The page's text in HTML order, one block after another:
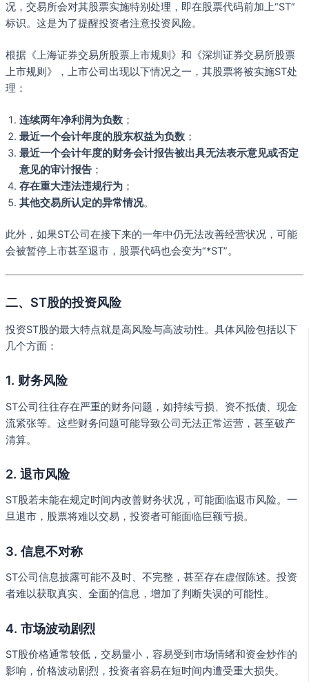
况，交易所会对其股票实施特别处理，即在股票代码前加上“ST”
标识。这是为了提醒投资者注意投资风险。
根据《上海证券交易所股票上市规则》和《深圳证券交易所股票
上市规则》，上市公司出现以下情况之一，其股票将被实施ST处
理：
连续两年净利润为负数 ；
最近一个会计年度的股东权益为负数 ；
最近一个会计年度的财务会计报告被出具无法表示意见或否定
意见的审计报告 ；
存在重大违法违规行为 ；
其他交易所认定的异常情况。
此外，如果ST公司在接下来的一年中仍无法改善经营状况，可能
会被暂停上市甚至退市，股票代码也会变为“*ST”。
二、ST股的投资风险
投资ST股的最大特点就是高风险与高波动性。具体风险包括以下
几个方面：
1. 财务风险
ST公司往往存在严重的财务问题，如持续亏损、资不抵债、现金
流紧张等。这些财务问题可能导致公司无法正常运营，甚至破产
清算。
2. 退市风险
ST股若未能在规定时间内改善财务状况，可能面临退市风险。一
旦退市，股票将难以交易，投资者可能面临巨额亏损。
3. 信息不对称
ST公司信息披露可能不及时、不完整，甚至存在虚假陈述。投资
者难以获取真实、全面的信息，增加了判断失误的可能性。
4. 市场波动剧烈
ST股价格通常较低，交易量小，容易受到市场情绪和资金炒作的
影响，价格波动剧烈，投资者容易在短时间内遭受重大损失。